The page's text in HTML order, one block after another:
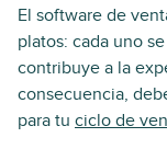
El software de
platos: cada uno
contribuye a la
consecuencia,
para tu ciclo de